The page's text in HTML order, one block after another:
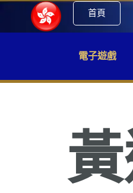
首頁
電子遊戲